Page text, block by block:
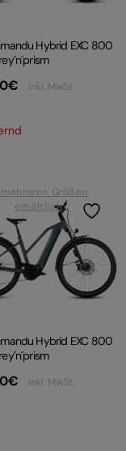
Hybrid EXC 800
€ inkl. MwSt.
Größen
erhältlich
Hybrid EXC 800
€ inkl. MwSt.